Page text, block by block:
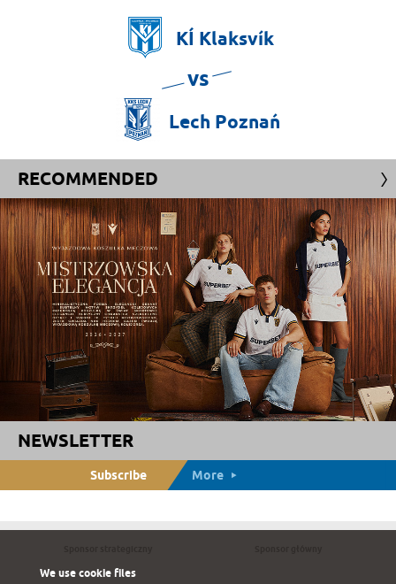
KÍ Klaksvík
vs
Lech Poznań
RECOMMENDED
NEWSLETTER
Subscribe More
We use cookie files